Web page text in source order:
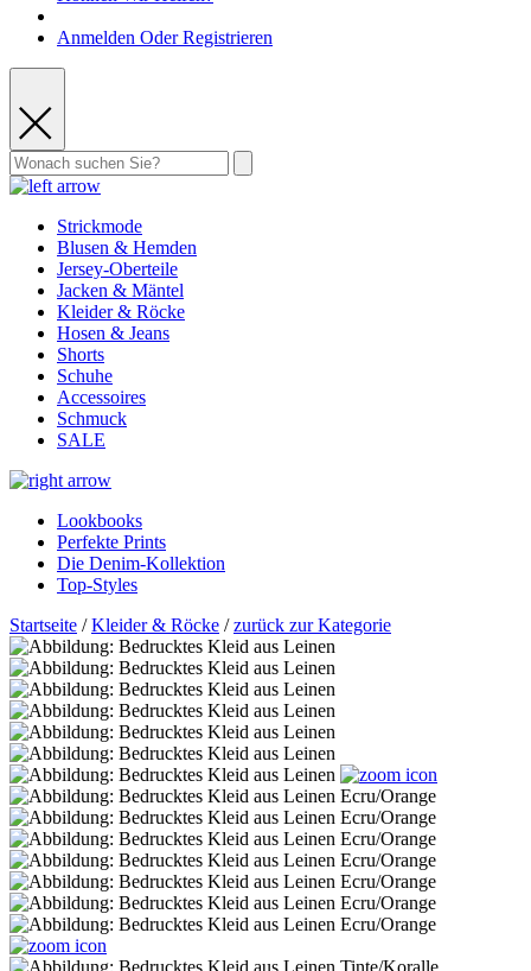
Anmelden Oder Registrieren
Strickmode
Blusen & Hemden
Jersey-Oberteile
Jacken & Mäntel
Kleider & Röcke
Hosen & Jeans
Shorts
Schuhe
Accessoires
Schmuck
SALE
Lookbooks
Perfekte Prints
Die Denim-Kollektion
Top-Styles
Startseite /Kleider & Röcke /zurück zur Kategorie